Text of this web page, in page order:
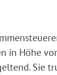
in Höhe
Sie